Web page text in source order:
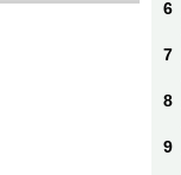
6
7
8
9